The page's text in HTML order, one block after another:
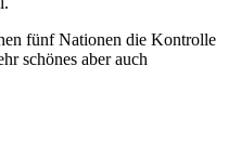
fünf Nationen die Kontrolle
schönes aber auch